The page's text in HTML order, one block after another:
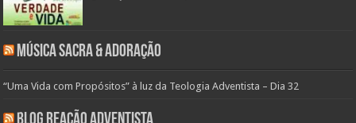
Música Sacra & Adoração
“Uma Vida com Propósitos” à luz da Teologia Adventista – Dia 32